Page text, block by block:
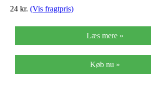
24 kr. (Vis fragtpris)
Læs mere »
Køb nu »